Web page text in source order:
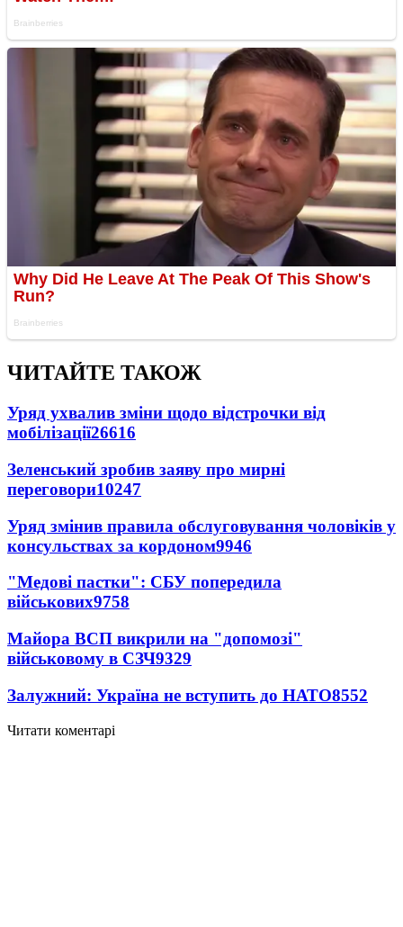
ЧИТАЙТЕ ТАКОЖ
Уряд ухвалив зміни щодо відстрочки від
мобілізації26616
Зеленський зробив заяву про мирні
переговори10247
Уряд змінив правила обслуговування чоловіків у
консульствах за кордоном9946
"Медові пастки": СБУ попередила
військових9758
Майора ВСП викрили на "допомозі"
військовому в СЗЧ9329
Залужний: Україна не вступить до НАТО8552
Читати коментарі